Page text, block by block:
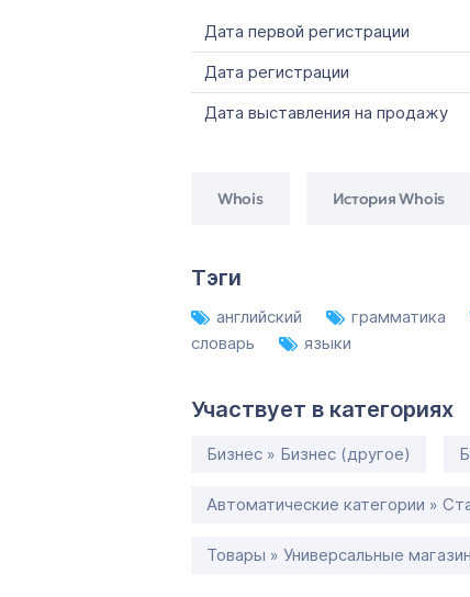
Дата первой регистрации
Дата регистрации
Дата выставления на продажу
Whois История Whois
Тэги
английский грамматика
словарь
языки
Участвует в категориях
Бизнес » Бизнес (другое)
Автоматические категории »
Товары » Универсальные